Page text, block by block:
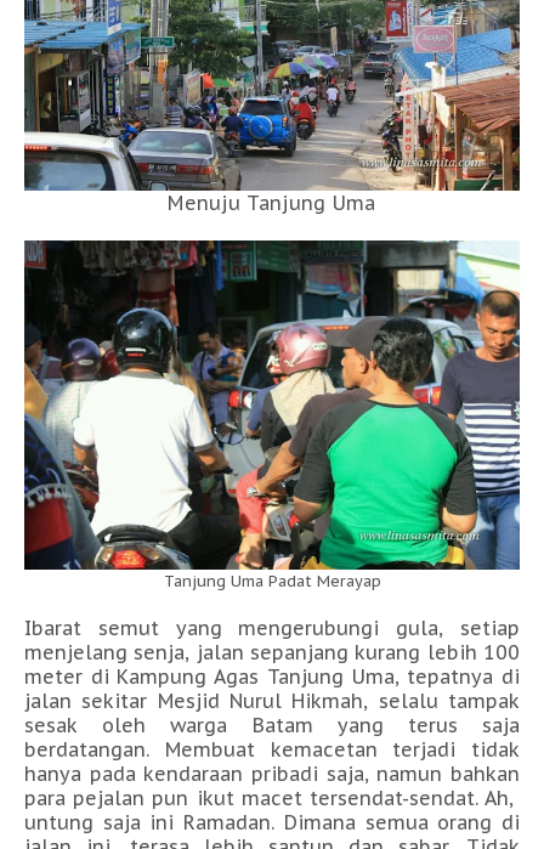
Menuju Tanjung Uma
Tanjung Uma Padat Merayap
Ibarat semut yang mengerubungi gula, setiap
menjelang senja, jalan sepanjang kurang lebih 100
meter di Kampung Agas Tanjung Uma, tepatnya di
jalan sekitar Mesjid Nurul Hikmah, selalu tampak
sesak oleh warga Batam yang terus saja
berdatangan. Membuat kemacetan terjadi tidak
hanya pada kendaraan pribadi saja, namun bahkan
para pejalan pun ikut macet tersendat-sendat. Ah,
untung saja ini Ramadan. Dimana semua orang di